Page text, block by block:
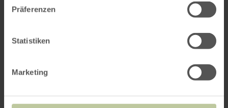
Präferenzen
Statistiken
Marketing
Das könnte Sie auch